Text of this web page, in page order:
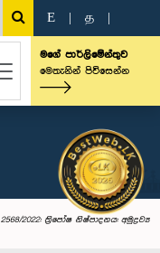
E த
මගේ පාර්ලිමේන්තුව
මෙතැනින් පිවිසෙන්න
2568/2022: ත්‍රිපෝෂ නිෂ්පාදනය: අමුද්‍රව්‍ය